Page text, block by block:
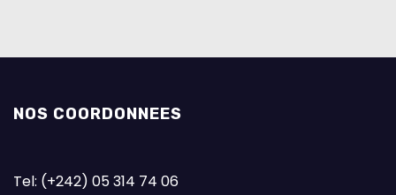
NOS COORDONNEES
Tel: (+242) 05 314 74 06